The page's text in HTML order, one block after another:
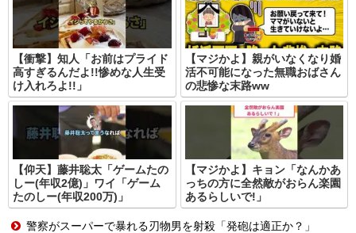
【衝撃】知人「お前はプライド
高すぎるんだよ!!惨めな人生受
け入れろよ!!」
【マジかよ】親がいなくなり婚
活不可能になった無職おばさん
の悲惨な末路ww
【仰天】藤井聡太「ゲームたの
しー(年収2億)」ワイ「ゲーム
たのしー(年収200万)」
【マジかよ】キョン「なんかあ
っちの方に全然敵がおらん楽園
あるらしいで!」
警察がスーパーで暴れる刃物男を射殺「発砲は適正か？」